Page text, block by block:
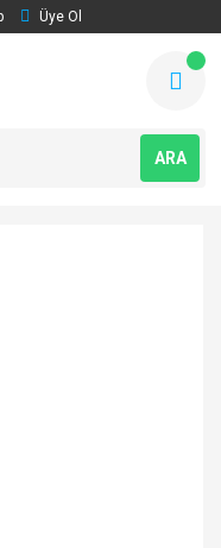
Üye Ol
ARA